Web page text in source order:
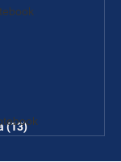
(13)13 posts